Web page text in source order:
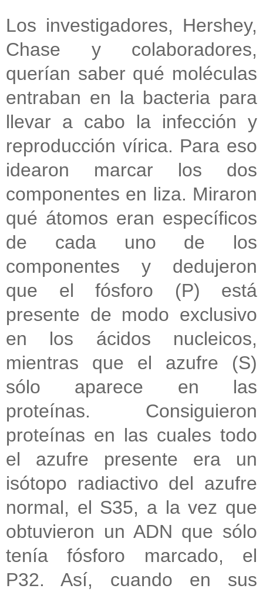
Los investigadores, Hershey,
Chase y colaboradores,
querían saber qué moléculas
entraban en la bacteria para
llevar a cabo la infección y
reproducción vírica. Para eso
idearon marcar los dos
componentes en liza. Miraron
qué átomos eran específicos
de cada uno de los
componentes y dedujeron
que el fósforo (P) está
presente de modo exclusivo
en los ácidos nucleicos,
mientras que el azufre (S)
sólo aparece en las
proteínas. Consiguieron
proteínas en las cuales todo
el azufre presente era un
isótopo radiactivo del azufre
normal, el S35, a la vez que
obtuvieron un ADN que sólo
tenía fósforo marcado, el
P32. Así, cuando en sus